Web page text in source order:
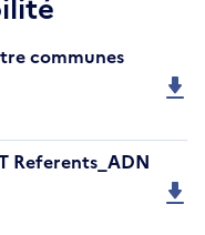
communes
Referents_ADN